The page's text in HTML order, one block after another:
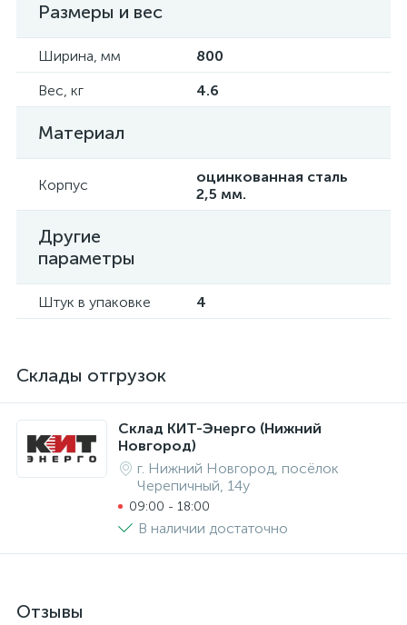
Размеры и вес
Ширина, мм
800
Вес, кг
4.6
Материал
Корпус
оцинкованная сталь
2,5 мм.
Другие
параметры
Штук в упаковке 4
Склады отгрузок
Склад КИТ-Энерго (Нижний
Новгород)
г. Нижний Новгород, посёлок
Черепичный, 14у
09:00 - 18:00
В наличии достаточно
Отзывы